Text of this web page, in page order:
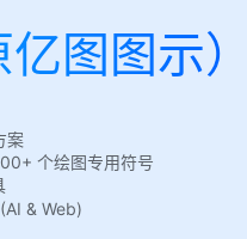
图图示）
案
个绘图专用符号
& Web)